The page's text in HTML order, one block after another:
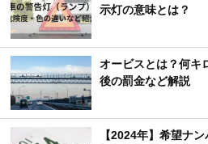
示灯の意味とは？
オービスとは？何キ
後の罰金など解説
【2024年】希望ナ